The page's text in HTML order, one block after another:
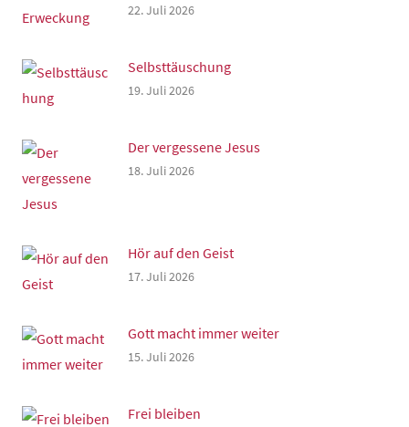
22. Juli 2026
Selbsttäuschung
19. Juli 2026
Der vergessene Jesus
18. Juli 2026
Hör auf den Geist
17. Juli 2026
Gott macht immer weiter
15. Juli 2026
Frei bleiben